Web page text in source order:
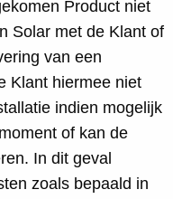
Product niet
Solar met de Klant of
van een
Klant hiermee niet
indien mogelijk
of kan de
In dit geval
zoals bepaald in